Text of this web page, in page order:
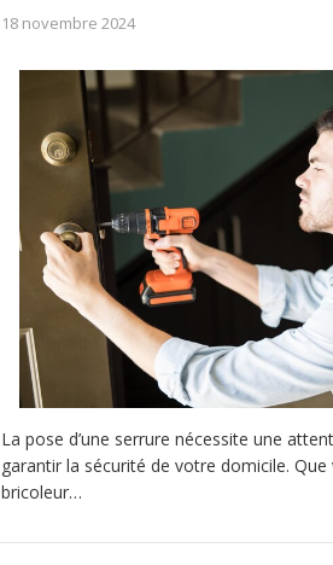
18 novembre 2024
La pose d’une serrure nécessite une
garantir la sécurité de votre domicile. Que
bricoleur…